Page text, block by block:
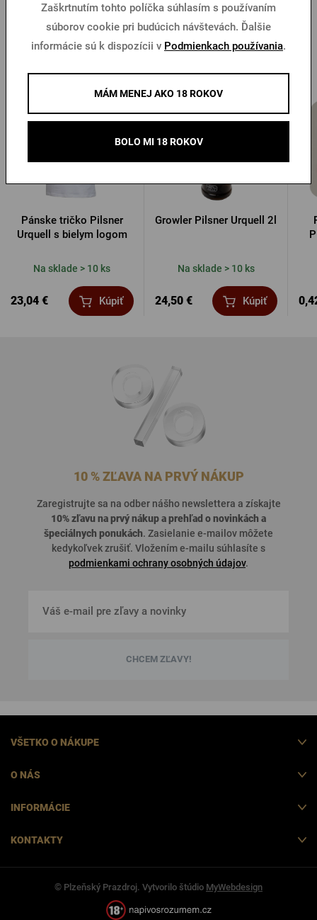
Pánske tričko Pilsner
Urquell s bielym logom
Na sklade > 10 ks
23,04 € Kúpiť
Growler Pilsner Urquell 2l
Na sklade > 10 ks
24,50 € Kúpiť
10 % ZĽAVA NA PRVÝ NÁKUP
Zaregistrujte sa na odber nášho newslettera a získajte
10% zľavu na prvý nákup a prehľad onovinkách a
špeciálnych ponukách. Zasielanie e-mailov môžete
kedykoľvek zrušiť. Vložením e-mailu súhlasíte s
podmienkami ochrany osobných údajov.
CHCEM ZĽAVY!
VŠETKO O NÁKUPE
O NÁS
INFORMÁCIE
KONTAKTY
© Plzeňský Prazdroj. Vytvorilo štúdio MyWebdesign
Zaškrtnutím tohto políčka súhlasím s používaním
súborov cookie pri budúcich návštevách. Ďalšie
informácie sú k dispozícii v Podmienkach používania.
MÁM MENEJ AKO 18 ROKOV
BOLO MI 18 ROKOV